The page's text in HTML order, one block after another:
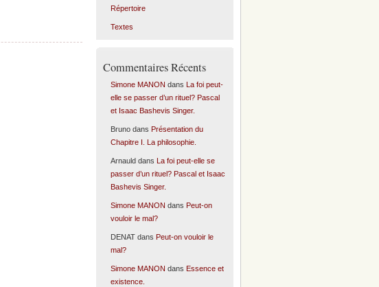
Répertoire
Textes
Commentaires Récents
Simone MANON dans
La foi peut-
elle se passer d’un rituel? Pascal
et Isaac Bashevis Singer.
Brunodans Présentation du
Chapitre I. La philosophie.
Arnauld dans
La foi peut-elle se
passer d’un rituel? Pascal et Isaac
Bashevis Singer.
Simone MANON dans Peut-on
vouloir le mal?
DENATdans Peut-on vouloir le
mal?
Simone MANON dans Essence et
existence.